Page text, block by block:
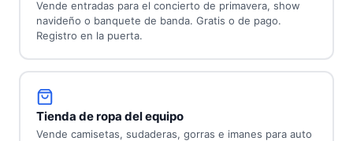
Vende entradas para el concierto de primavera, show
navideño o banquete de banda. Gratis o de pago.
Registro en la puerta.
Tienda de ropa del equipo
Vende camisetas, sudaderas, gorras e imanes para auto